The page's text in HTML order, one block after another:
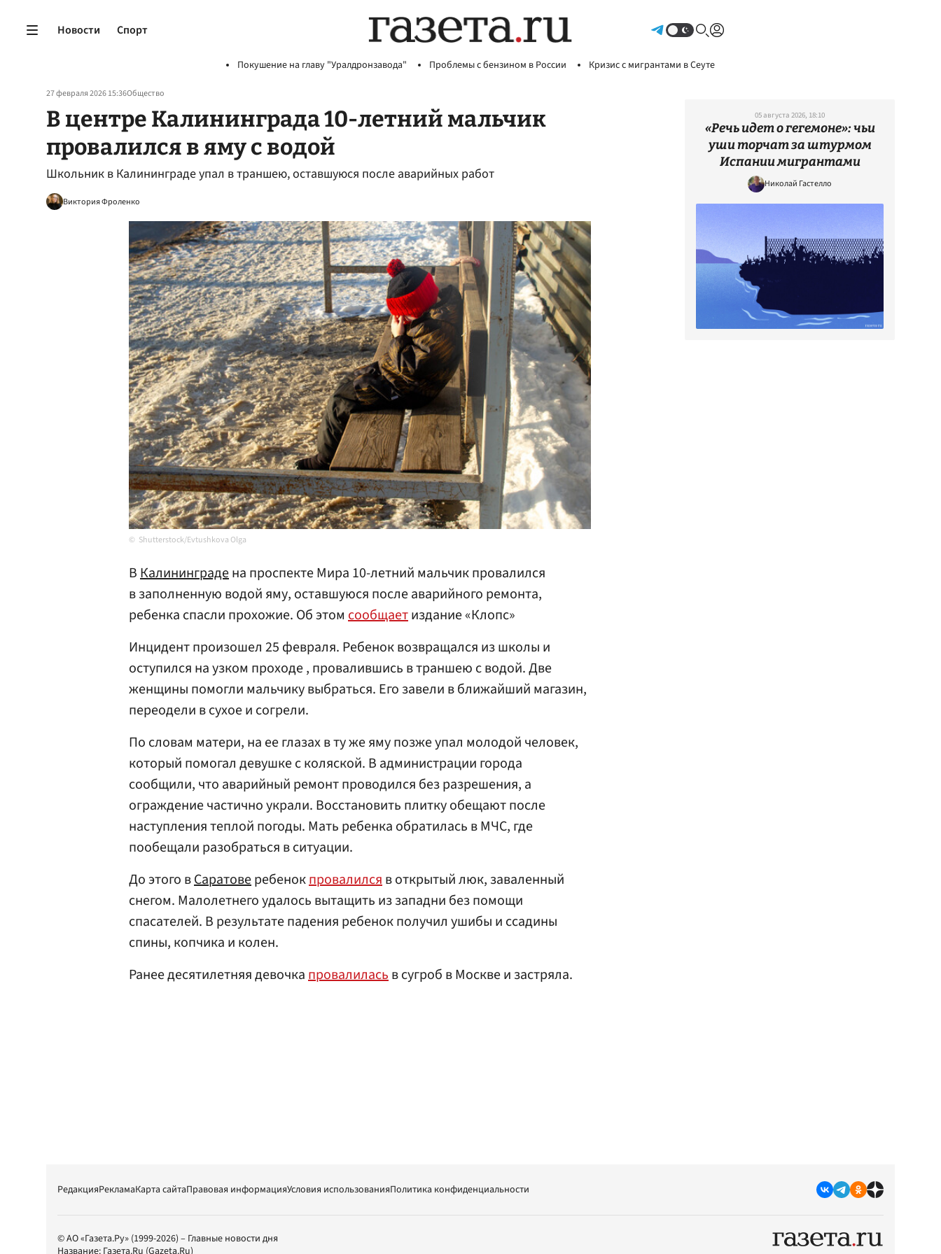
Новости Спорт
Покушение на главу "Уралдронзавода" Проблемы с бензином в России Кризис с мигрантами в Сеуте
27 февраля 2026 15:36Общество
В центре Калининграда 10-летний мальчик
провалился в яму с водой
Школьник в Калининграде упал в траншею, оставшуюся после аварийных работ
Виктория Фроленко
Shutterstock/Evtushkova Olga
ВКалининградена проспекте Мира 10-летний мальчик провалился
в заполненную водой яму, оставшуюся после аварийного ремонта,
ребенка спасли прохожие. Об этом сообщаетиздание «Клопс»
Инцидент произошел 25 февраля. Ребенок возвращался из школы и
оступился на узком проходе , провалившись в траншею с водой. Две
женщины помогли мальчику выбраться. Его завели в ближайший магазин,
переодели в сухое и согрели.
По словам матери, на ее глазах в ту же яму позже упал молодой человек,
который помогал девушке с коляской. В администрации города
сообщили, что аварийный ремонт проводился без разрешения, а
ограждение частично украли. Восстановить плитку обещают после
наступления теплой погоды. Мать ребенка обратилась в МЧС, где
пообещали разобраться в ситуации.
До этого вСаратоверебенокпровалилсяв открытый люк, заваленный
снегом. Малолетнего удалось вытащить из западни без помощи
спасателей. В результате падения ребенок получил ушибы и ссадины
спины, копчика и колен.
Ранее десятилетняя девочкапровалиласьв сугроб в Москве и застряла.
05 августа 2026, 18:10
«Речь идет о гегемоне»: чьи
уши торчат за штурмом
Испании мигрантами
Николай Гастелло
РедакцияРекламаКарта сайтаПравовая информацияУсловия использованияПолитика конфиденциальности
© АО «Газета.Ру» (1999-2026) – Главные новости дня
Название: Газета.Ru (Gazeta.Ru)